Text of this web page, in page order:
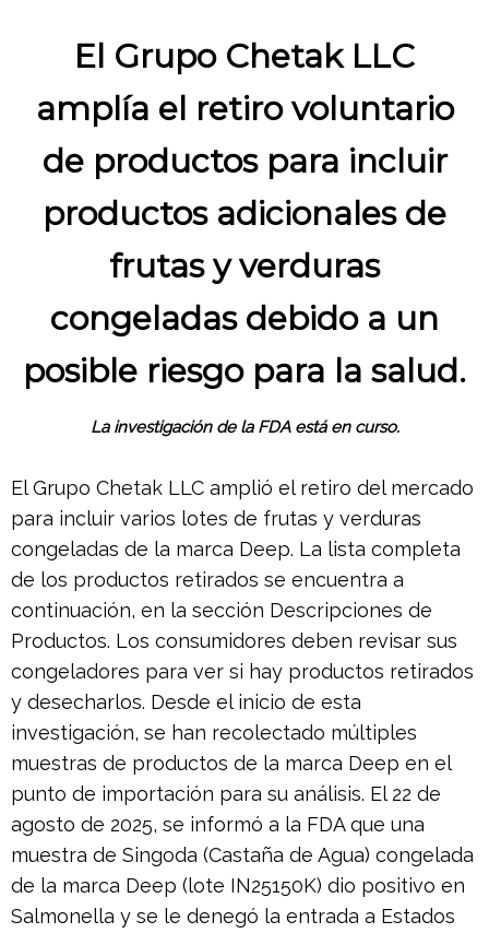
El Grupo Chetak LLC
amplía el retiro voluntario
de productos para incluir
productos adicionales de
frutas y verduras
congeladas debido a un
posible riesgo para la salud.
La investigación de la FDA está en curso.
El Grupo Chetak LLC amplió el retiro del mercado
para incluir varios lotes de frutas y verduras
congeladas de la marca Deep. La lista completa
de los productos retirados se encuentra a
continuación, en la sección Descripciones de
Productos. Los consumidores deben revisar sus
congeladores para ver si hay productos retirados
y desecharlos. Desde el inicio de esta
investigación, se han recolectado múltiples
muestras de productos de la marca Deep en el
punto de importación para su análisis. El 22 de
agosto de 2025, se informó a la FDA que una
muestra de Singoda (Castaña de Agua) congelada
de la marca Deep (lote IN25150K) dio positivo en
Salmonella y se le denegó la entrada a Estados